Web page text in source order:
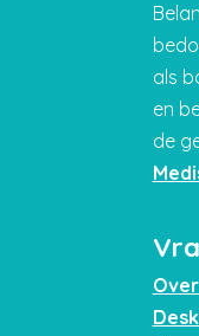
als
en
de